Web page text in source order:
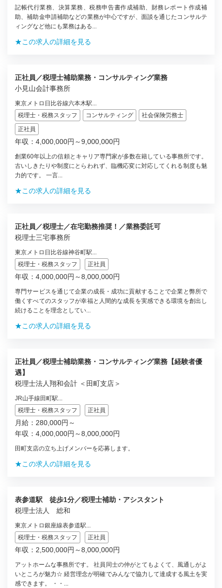
記帳代行業務、決算業務、税務申告書作成補助、財務レポート作成補
助、補助金申請補助などの業務が中心ですが、面談を通じたコンサルテ
ィングなど他にも業務はある...
★この求人の詳細を見る
正社員／税理士補助業務・コンサルティング業務
小見山会計事務所
東京メトロ日比谷線六本木駅...
税理士・税務スタッフ
コンサルティング
社会保険労務士
正社員
年収：4,000,000円～9,000,000円
創業60年以上の信頼とキャリア専門家が多数在籍している事務所です。
古いしきたりや制度にとらわれず、臨機応変に対応してくれる制度も魅
力的です。 一言...
★この求人の詳細を見る
正社員／税理士／在宅勤務推奨！／業務委託可
税理士三宅事務所
東京メトロ日比谷線神谷町駅...
税理士・税務スタッフ
正社員
年収：4,000,000円～8,000,000円
専門サービスを通じて企業の成長・成功に貢献することで企業と弊所で
働くすべてのスタッフが幸福と人間的な成長を実感できる環境を創出し
続けることを理念としてい...
★この求人の詳細を見る
正社員／税理士補助業務・コンサルティング業務【経験者優
遇】
税理士法人翔和会計 ＜田町支店＞
JR山手線田町駅...
税理士・税務スタッフ
正社員
月給：280,000円～
年収：4,000,000円～8,000,000円
田町支店の立ち上げメンバーを応募します。
★この求人の詳細を見る
表参道駅 徒歩1分／税理士補助・アシスタント
税理士法人 総和
東京メトロ銀座線表参道駅...
税理士・税務スタッフ
正社員
年収：2,500,000円～8,000,000円
アットホームな事務所です。 社員同士の仲がとてもよくて、風通しがよ
いところが魅力☆ 経営理念が明確でみんなで協力して達成する風土を実
感できます。 ・・...